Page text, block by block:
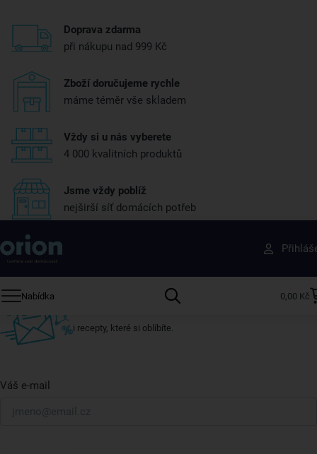
Doprava zdarma
při nákupu nad 999 Kč
Zboží doručujeme rychle
máme téměr vše skladem
Vždy si u nás vyberete
4 000 kvalitních produktů
Jsme vždy poblíž
nejširší síť domácích potřeb
Nabídka 0,00 Kč
Získejte rady, recepty a tipy na slevy dřív než
ostatní
Přihlaste se k odběru našeho newsletteru.
i recepty, které si oblíbíte.
Váš e-mail